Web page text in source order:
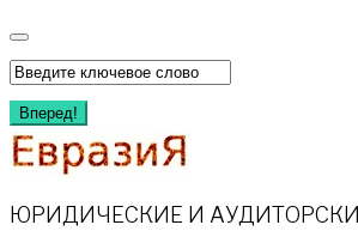
Перейти
к
содержимому
Искать:
Вперед!
ЮРИДИЧЕСКИЕ И